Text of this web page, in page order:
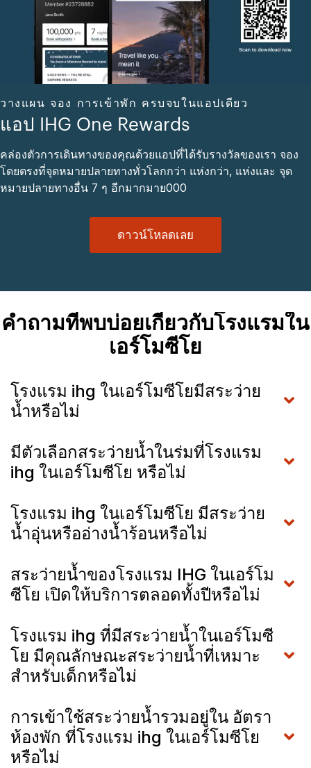
วางแผน จอง การเข้าพัก ครบจบในแอปเดียว
แอป IHG One Rewards
คล่องตัวการเดินทางของคุณด้วยแอปที่ได้รับรางวัลของเรา จอง
โดยตรงที่จุดหมายปลายทางทั่วโลกกว่า แห่งกว่า, แห่งและ จุด
หมายปลายทางอื่น 7 ๆ อีกมากมาย000
ดาวน์โหลดเลย
คำถามที่พบบ่อยเกี่ยวกับโรงแรมใน
เอร์โมซีโย
โรงแรม ihg ในเอร์โมซีโยมีสระว่าย
น้ำหรือไม่
มีตัวเลือกสระว่ายน้ำในร่มที่โรงแรม
ihg ในเอร์โมซีโย หรือไม่
โรงแรม ihg ในเอร์โมซีโย มีสระว่าย
น้ำอุ่นหรืออ่างน้ำร้อนหรือไม่
สระว่ายน้ำของโรงแรม IHG ในเอร์โม
ซีโย เปิดให้บริการตลอดทั้งปีหรือไม่
โรงแรม ihg ที่มีสระว่ายน้ำในเอร์โมซี
โย มีคุณลักษณะสระว่ายน้ำที่เหมาะ
สำหรับเด็กหรือไม่
การเข้าใช้สระว่ายน้ำรวมอยู่ใน อัตรา
ห้องพัก ที่โรงแรม ihg ในเอร์โมซีโย
หรือไม่